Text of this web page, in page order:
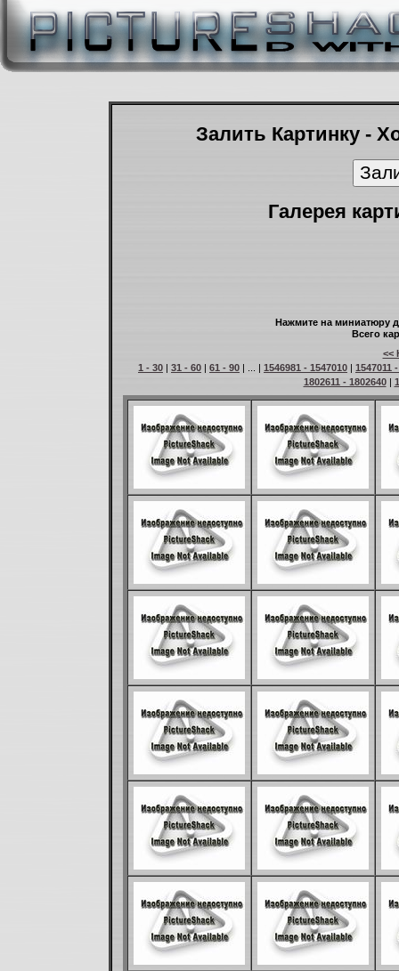
Залить Картинку -
Галерея
Нажмите на миниатюру
Всего
<<
1 - 30 | 31 - 60 | 61 - 90 | ... | 1546981 - 1547010 | 1547011
1802611 - 1802640|